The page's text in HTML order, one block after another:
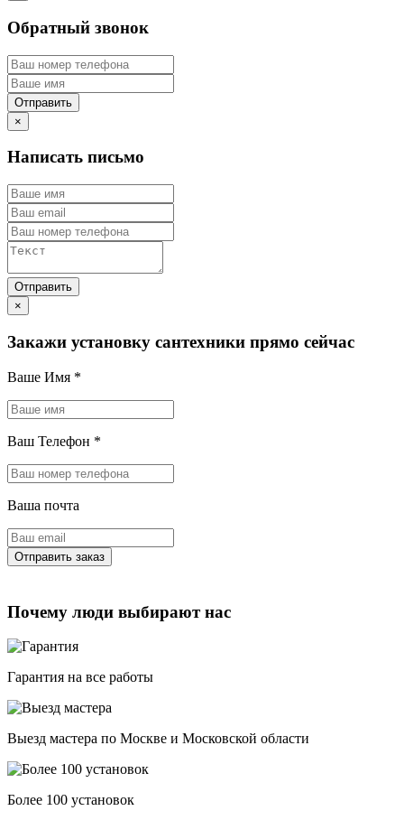
Обратный звонок
×
Написать письмо
×
Закажи установку сантехники прямо сейчас
Ваше Имя *
Ваш Телефон *
Ваша почта
Почему люди выбирают нас
Гарантия на все работы
Выезд мастера по Москве и Московской области
Более 100 установок